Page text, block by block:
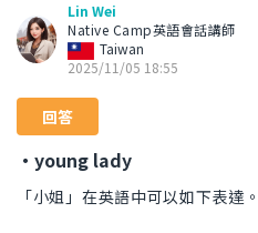
Lin Wei
Native Camp英語會話講師
Taiwan
2025/11/05 18:55
回答
・young lady
「小姐」在英語中可以如下表達。